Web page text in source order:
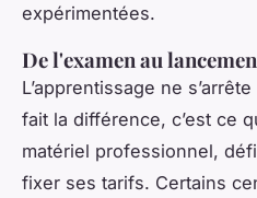
expérimentées.
De l'examen au
L’apprentissage ne
fait la différence, c’est ce
matériel professionnel,
fixer ses tarifs. Certains